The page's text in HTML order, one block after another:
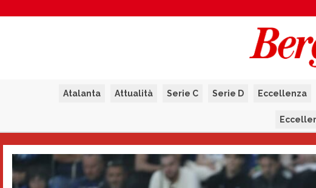
Atalanta Attualità Serie C Serie D Eccellenza